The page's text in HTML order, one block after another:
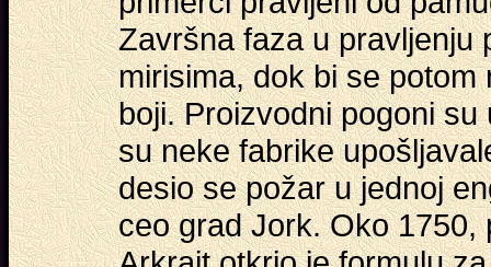
Završna faza u pravljenju
mirisima, dok bi se
boji. Proizvodni pogoni
su neke fabrike
desio se požar u jednoj
ceo grad Jork. Oko 1750,